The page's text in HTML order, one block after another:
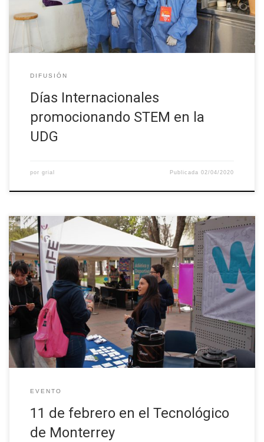
realizados por la institución […]
DIFUSIÓN
Días Internacionales
promocionando STEM en la
UDG
por grial Publicada02/04/2020
El pasado martes 11 de febrero durante la feria LiFE,
departamento encargado de la vida estudiantil, representantes
del proyecto W-STEM del Tecnológico de Monterrey celebró el
Día Internacional de la Mujer y la Niña en la Ciencia. Durante un
festejo que se llevó a cabo de 9:00 a 17:30 horas, […]
EVENTO
11 de febrero en el Tecnológico
de Monterrey